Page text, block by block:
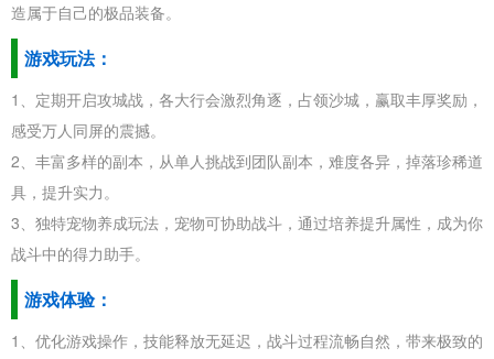
造属于自己的极品装备。
游戏玩法：
1、定期开启攻城战，各大行会激烈角逐，占领沙城，赢取丰厚奖励，
感受万人同屏的震撼。
2、丰富多样的副本，从单人挑战到团队副本，难度各异，掉落珍稀道
具，提升实力。
3、独特宠物养成玩法，宠物可协助战斗，通过培养提升属性，成为你
战斗中的得力助手。
游戏体验：
1、优化游戏操作，技能释放无延迟，战斗过程流畅自然，带来极致的